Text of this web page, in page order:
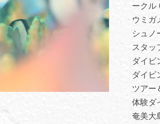
ークル
ウミガ
シュノ
スタッ
ダイビ
ダイビ
ツアー
体験ダ
奄美大